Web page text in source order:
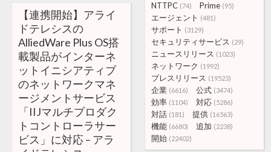
NTTPC (74) Prime (95)
エージェント (481)
サポート (3129)
セキュリティサービス (29)
ニュースリリース (1023)
ネットワーク (1992)
プレスリリース (19523)
企業 (6616) 公式 (3474)
効率 (1104) 対応 (5286)
対話 (181) 提供 (16563)
機能 (6680) 追加 (2238)
開始 (22402)
【連携開始】アライ
ドテレシスの
AlliedWare Plus OS搭
載製品がインターネ
ットイニシアティブ
のネットワークマネ
ージメントサービス
「IIJマルチプロダク
トコントローラサー
ビス」に対応 – アラ